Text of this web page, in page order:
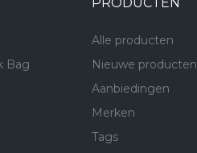
Bag
Alle producten
Nieuwe producten
Aanbiedingen
Merken
Tags